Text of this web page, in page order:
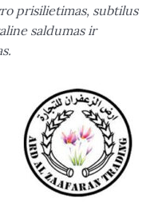
prisilietimas, subtilus
saldumas ir